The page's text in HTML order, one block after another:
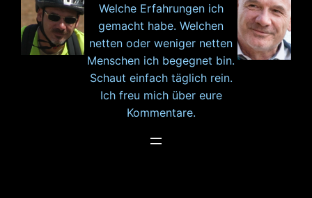
Welche Erfahrungen ich
gemacht habe. Welchen
netten oder weniger netten
Menschen ich begegnet bin.
Schaut einfach täglich rein.
Ich freu mich über eure
Kommentare.